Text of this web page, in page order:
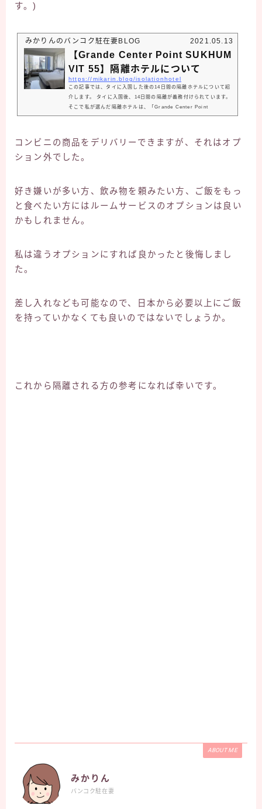
す。)
みかりんのバンコク駐在妻BLOG 2021.05.13
【Grande Center Point SUKHUM
VIT 55】隔離ホテルについて
https://mikarin.blog/isolationhotel
この記事では、タイに入国した後の14日間の隔離ホテルについて紹
介します。 タイに入国後、14日間の隔離が義務付けられています。
そこで私が選んだ隔離ホテルは、「Grande Center Point
SUKHUMVIT 55」です。
Center Point SUKHUMVIT 55」を選んだ理由私の隔離ホテルの条
件は大きく3つありました。条件を満たし、SNSでも評価が良かっ
たので、このホテルに決めました。 1. ご飯が美味しい これは誰も
コンビニの商品をデリバリーできますが、それはオプ
ション外でした。
好き嫌いが多い方、飲み物を頼みたい方、ご飯をもっ
と食べたい方にはルームサービスのオプションは良い
かもしれません。
私は違うオプションにすれば良かったと後悔しまし
た。
差し入れなども可能なので、日本から必要以上にご飯
を持っていかなくても良いのではないでしょうか。
これから隔離される方の参考になれば幸いです。
ABOUT ME
みかりん
バンコク駐在妻